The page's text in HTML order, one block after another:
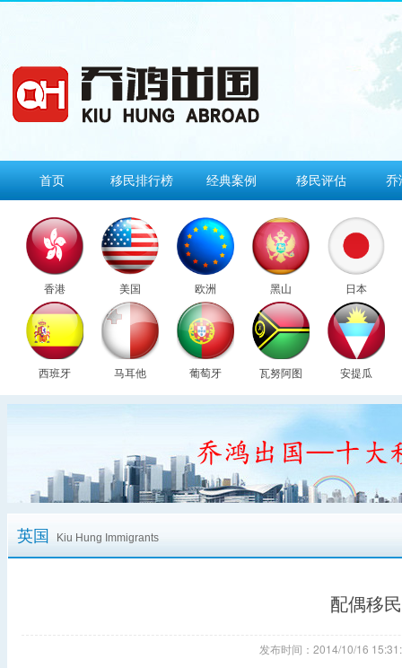
首页 移民排行榜 经典案例 移民评估 乔
香港 美国 欧洲 黑山 日本
西班牙 马耳他 葡萄牙 瓦努阿图 安提瓜
英国 Kiu Hung Immigrants
配偶移
发布时间：2014/10/16